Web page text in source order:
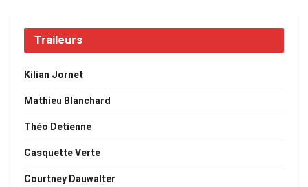
Traileurs
Kilian Jornet
Mathieu Blanchard
Théo Detienne
Casquette Verte
Courtney Dauwalter